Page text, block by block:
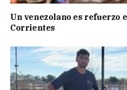
Un venezolano es refuerzo
Corrientes